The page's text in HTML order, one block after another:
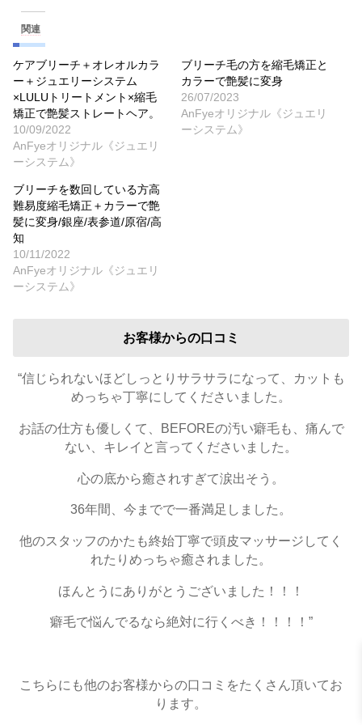
関連
ケアブリーチ＋オレオルカラ
ー＋ジュエリーシステム
×LULUトリートメント×縮毛
矯正で艶髪ストレートヘア。
10/09/2022
AnFyeオリジナル《ジュエリ
ーシステム》
ブリーチ毛の方を縮毛矯正と
カラーで艶髪に変身
26/07/2023
AnFyeオリジナル《ジュエリ
ーシステム》
ブリーチを数回している方高
難易度縮毛矯正＋カラーで艶
髪に変身/銀座/表参道/原宿/高
知
10/11/2022
AnFyeオリジナル《ジュエリ
ーシステム》
お客様からの口コミ
“信じられないほどしっとりサラサラになって、カットも
めっちゃ丁寧にしてくださいました。
お話の仕方も優しくて、BEFOREの汚い癖毛も、痛んで
ない、キレイと言ってくださいました。
心の底から癒されすぎて涙出そう。
36年間、今までで一番満足しました。
他のスタッフのかたも終始丁寧で頭皮マッサージしてく
れたりめっちゃ癒されました。
ほんとうにありがとうございました！！！
癖毛で悩んでるなら絶対に行くべき！！！！”
こちらにも他のお客様からの口コミをたくさん頂いてお
ります。